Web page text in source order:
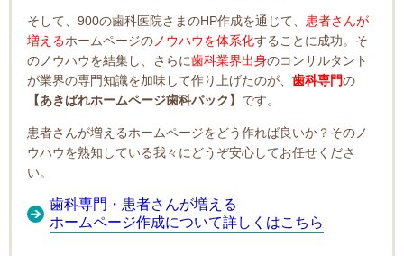
そして、900の歯科医院さまのHP作成を通じて、 患者さんが
増えるホームページの ノウハウを体系化することに成功。そ
のノウハウを結集し、さらに歯科業界出身のコンサルタント
が業界の専門知識を加味して作り上げたのが、 歯科専門の
【あきばれホームページ歯科パック】 です。
患者さんが増えるホームページをどう作れば良いか？そのノ
ウハウを熟知している我々にどうぞ安心してお任せくださ
い。
歯科専門・患者さんが増える
ホームページ作成について詳しくはこちら